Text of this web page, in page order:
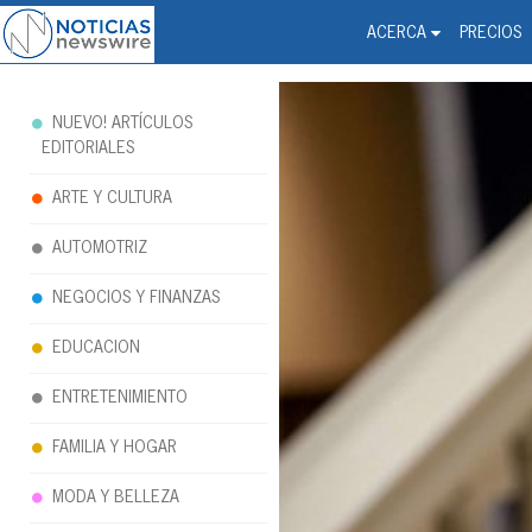
ACERCA PRECIOS
Noticias Newswire -
NUEVO! ARTÍCULOS
EDITORIALES
ARTE Y CULTURA
AUTOMOTRIZ
NEGOCIOS Y FINANZAS
EDUCACION
ENTRETENIMIENTO
FAMILIA Y HOGAR
MODA Y BELLEZA